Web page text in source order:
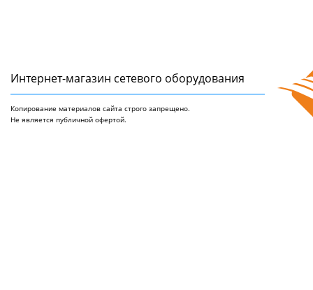
Интернет-магазин сетeвого оборудования
Копирование материалов сайта строго запрещено.
Не является публичной офертой.